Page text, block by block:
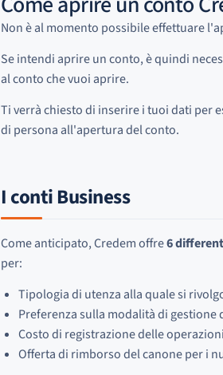
Non è al momento possibile effettuare
Se intendi aprire un conto, è quindi
al conto che vuoi aprire.
Ti verrà chiesto di inserire i tuoi dati per
di persona all'apertura del conto.
I conti Business
Come anticipato, Credem offre6
per:
Tipologia di utenza alla quale si
Preferenza sulla modalità di
Costo di registrazione delle
Offerta di rimborso del canone per i